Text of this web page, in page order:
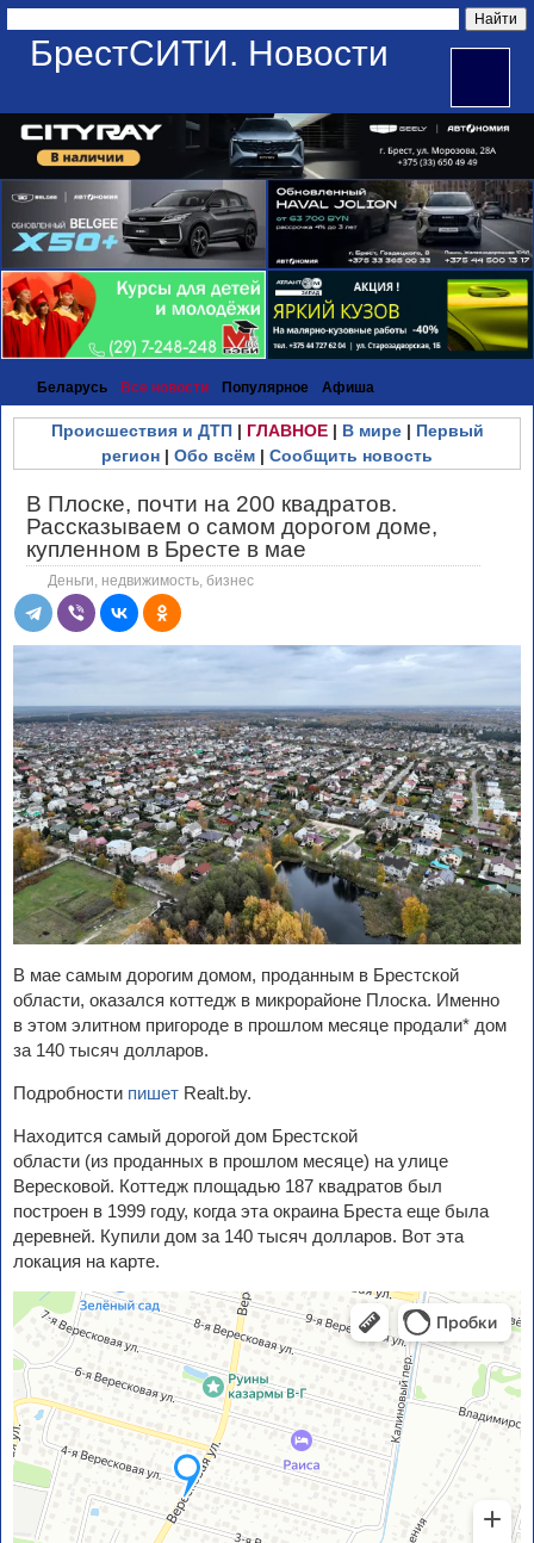
БрестСИТИ. Новости
Беларусь Все новости Популярное Афиша
Происшествия и ДТП| ГЛАВНОЕ| В мире| Первый
регион | Обо всём | Сообщить новость
В Плоске, почти на 200 квадратов.
Рассказываем о самом дорогом доме,
купленном в Бресте в мае
Деньги, недвижимость, бизнес
В мае самым дорогим домом, проданным в Брестской
области, оказался коттедж в микрорайоне Плоска. Именно
в этом элитном пригороде в прошлом месяце продали* дом
за 140 тысяч долларов.
Подробности пишет Realt.by.
Находится самый дорогой дом Брестской
области (из проданных в прошлом месяце) на улице
Вересковой. Коттедж площадью 187 квадратов был
построен в 1999 году, когда эта окраина Бреста еще была
деревней. Купили дом за 140 тысяч долларов. Вот эта
локация на карте.